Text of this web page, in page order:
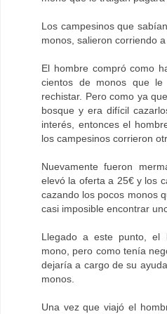
Los campesinos que
monos, salieron corriendo
El hombre compró como
cientos de monos que
rechistar. Pero como ya
bosque y era difícil
interés, entonces el
los campesinos corrieron
Nuevamente fueron
elevó la oferta a 25€ y los
cazando los pocos monos
casi imposible encontrar
Llegado a este punto, el
mono, pero como tenía
dejaría a cargo de su
monos.
Una vez que viajó el